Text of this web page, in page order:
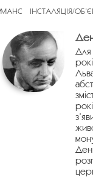
ІНСТАЛЯЦІЯ/
Для